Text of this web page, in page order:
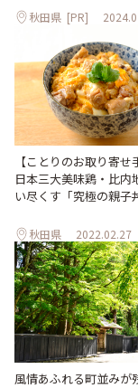
秋田県 [PR]
【ことりのお取り寄せ
日本三大美味鶏・比内
い尽くす「究極の親子
秋田県 2022.02.27
風情あふれる町並みが